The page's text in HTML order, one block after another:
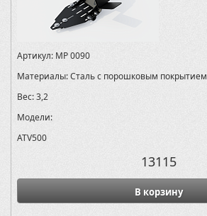
Артикул: MP 0090
Материалы:Сталь с порошковым покрытием
Вес:3,2
Модели:
ATV500
13115
В корзину